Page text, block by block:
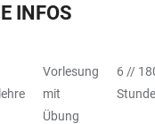
INFOS
Vorlesung
mit
Übung
6 //